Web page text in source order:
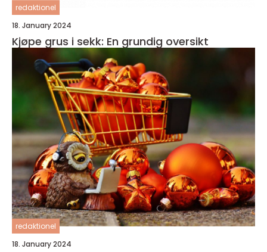
redaktionel
18. January 2024
Kjøpe grus i sekk: En grundig oversikt
redaktionel
18. January 2024